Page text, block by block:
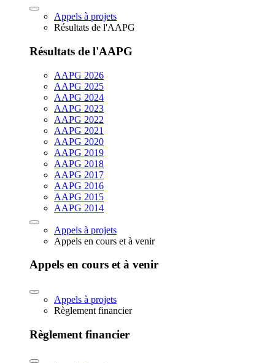
Appels à projets
Résultats de l'AAPG
Résultats de l'AAPG
AAPG 2026
AAPG 2025
AAPG 2024
AAPG 2023
AAPG 2022
AAPG 2021
AAPG 2020
AAPG 2019
AAPG 2018
AAPG 2017
AAPG 2016
AAPG 2015
AAPG 2014
Appels à projets
Appels en cours et à venir
Appels en cours et à venir
Appels à projets
Règlement financier
Règlement financier